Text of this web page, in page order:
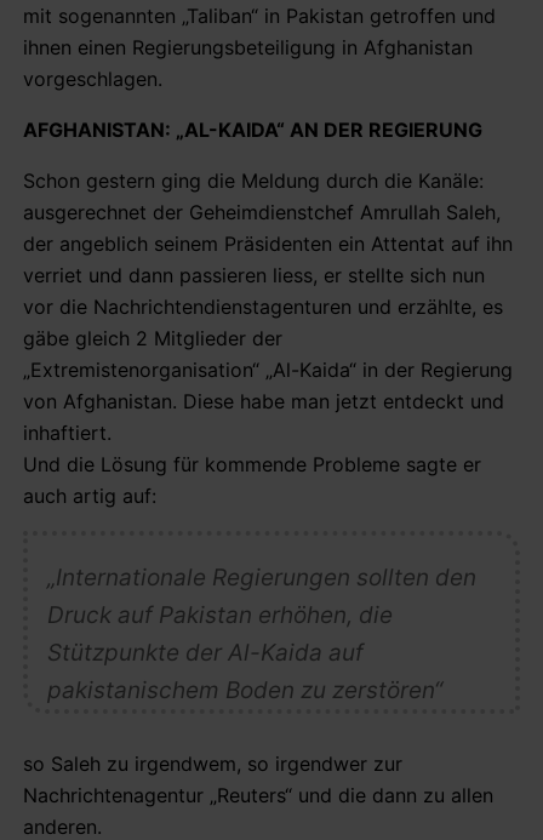
mit sogenannten „Taliban“ in Pakistan getroffen und
ihnen einen Regierungsbeteiligung in Afghanistan
vorgeschlagen.
AFGHANISTAN: „AL-KAIDA“ AN DER REGIERUNG
Schon gestern ging die Meldung durch die Kanäle:
ausgerechnet der Geheimdienstchef Amrullah Saleh,
der angeblich seinem Präsidenten ein Attentat auf ihn
verriet und dann passieren liess, er stellte sich nun
vor die Nachrichtendienstagenturen und erzählte, es
gäbe gleich 2 Mitglieder der
„Extremistenorganisation“ „Al-Kaida“ in der Regierung
von Afghanistan. Diese habe man jetzt entdeckt und
inhaftiert.
Und die Lösung für kommende Probleme sagte er
auch artig auf:
„Internationale Regierungen sollten den
Druck auf Pakistan erhöhen, die
Stützpunkte der Al-Kaida auf
pakistanischem Boden zu zerstören“
so Saleh zu irgendwem, so irgendwer zur
Nachrichtenagentur „Reuters“ und die dann zu allen
anderen.